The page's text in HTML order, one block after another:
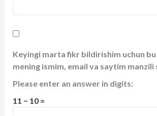
Keyingi marta fikr bildirishim uchun
mening ismim, email va saytim manzili
Please enter an answer in digits:
11 − 10 =